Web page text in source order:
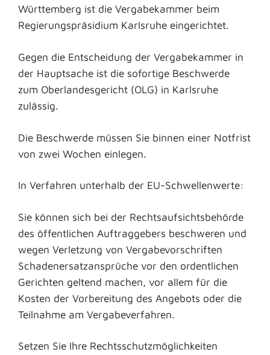
Württemberg ist die Vergabekammer beim
Regierungspräsidium Karlsruhe eingerichtet.
Gegen die Entscheidung der Vergabekammer in
der Hauptsache ist die sofortige Beschwerde
zum Oberlandesgericht (OLG) in Karlsruhe
zulässig.
Die Beschwerde müssen Sie binnen einer Notfrist
von zwei Wochen einlegen.
In Verfahren unterhalb der EU-Schwellenwerte:
Sie können sich bei der Rechtsaufsichtsbehörde
des öffentlichen Auftraggebers beschweren und
wegen Verletzung von Vergabevorschriften
Schadenersatzansprüche vor den ordentlichen
Gerichten geltend machen, vor allem für die
Kosten der Vorbereitung des Angebots oder die
Teilnahme am Vergabeverfahren.
Setzen Sie Ihre Rechtsschutzmöglichkeiten